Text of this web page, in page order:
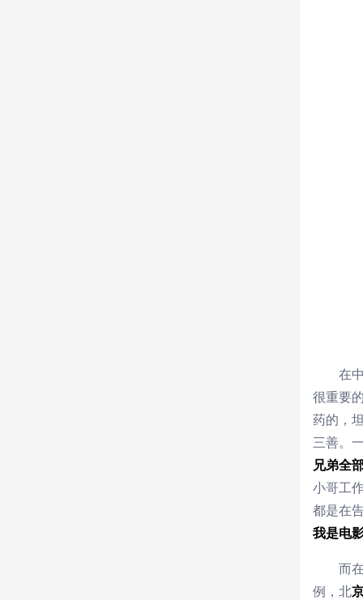
在
很重要
药的，
三善。
兄弟全
小哥工
都是在
我是电
而
例，北